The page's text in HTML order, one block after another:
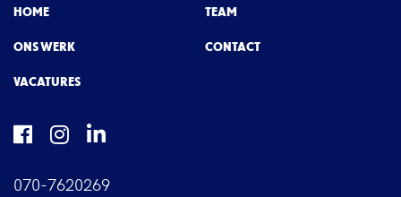
HOME
ONS WERK
VACATURES
TEAM
CONTACT
070-7620269